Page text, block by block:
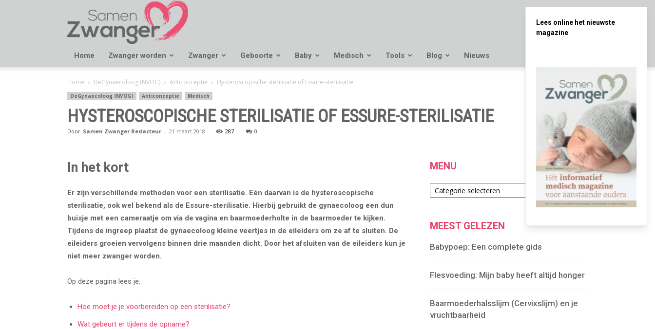
Samen
Zwanger
Home Zwanger worden Zwanger Geboorte Baby Medisch Tools Blog Nieuws
Home DeGynaecoloog (NVOG) Anticonceptie Hysteroscopische sterilisatie of Essure-sterilisatie
DeGynaecoloog (NVOG) Anticonceptie Medisch
HYSTEROSCOPISCHE STERILISATIE OF ESSURE-STERILISATIE
Door Samen Zwanger Redacteur - 21 maart 2018 287 0
In het kort
Er zijn verschillende methoden voor een sterilisatie. Eén daarvan is de hysteroscopische
sterilisatie, ook wel bekend als de Essure-sterilisatie. Hierbij gebruikt de gynaecoloog een dun
buisje met een cameraatje om via de vagina en baarmoederholte in de baarmoeder te kijken.
Tijdens de ingreep plaatst de gynaecoloog kleine veertjes in de eileiders om ze af te sluiten. De
eileiders groeien vervolgens binnen drie maanden dicht. Door het afsluiten van de eileiders kun je
niet meer zwanger worden.
Op deze pagina lees je:
Hoe moet je je voorbereiden op een sterilisatie?
Wat gebeurt er tijdens de opname?
MENU
Menu
MEEST GELEZEN
Babypoep: Een complete gids
Flesvoeding: Mijn baby heeft altijd honger
Baarmoederhalsslijm (Cervixslijm) en je
vruchtbaarheid
Lees online het nieuwste
magazine